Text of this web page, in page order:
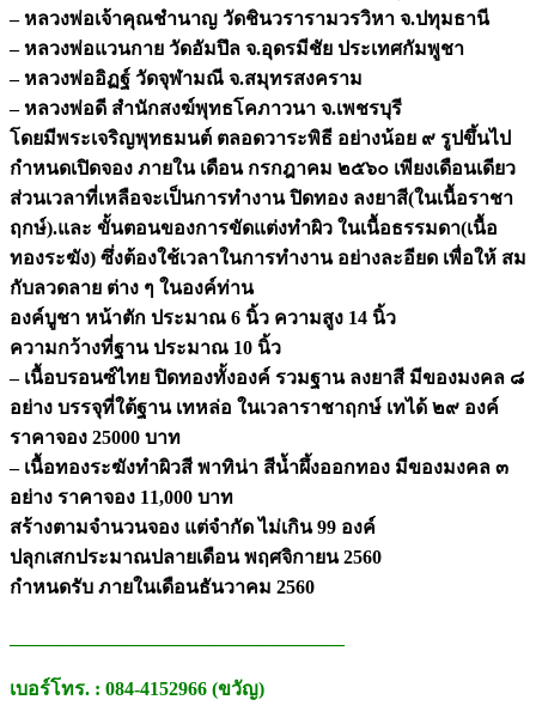
– หลวงพ่อเจ้าคุณชำนาญ วัดชินวรารามวรวิหา จ.ปทุมธานี
– หลวงพ่อแวนกาย วัดอัมปึล จ.อุดรมีชัย ประเทศกัมพูชา
– หลวงพ่ออิฏฐ์ วัดจุฬามณี จ.สมุทรสงคราม
– หลวงพ่อดี สำนักสงฆ์พุทธโคภาวนา จ.เพชรบุรี
โดยมีพระเจริญพุทธมนต์ ตลอดวาระพิธี อย่างน้อย ๙ รูปขึ้นไป
กำหนดเปิดจอง ภายใน เดือน กรกฎาคม ๒๕๖๐ เพียงเดือนเดียว
ส่วนเวลาที่เหลือจะเป็นการทำงาน ปิดทอง ลงยาสี(ในเนื้อราชา
ฤกษ์).และ ขั้นตอนของการขัดแต่งทำผิว ในเนื้อธรรมดา(เนื้อ
ทองระฆัง) ซึ่งต้องใช้เวลาในการทำงาน อย่างละอียด เพื่อให้ สม
กับลวดลาย ต่าง ๆ ในองค์ท่าน
องค์บูชา หน้าตัก ประมาณ 6 นิ้ว ความสูง 14 นิ้ว
ความกว้างที่ฐาน ประมาณ 10 นิ้ว
– เนื้อบรอนซ์ไทย ปิดทองทั้งองค์ รวมฐาน ลงยาสี มีของมงคล ๘
อย่าง บรรจุที่ใต้ฐาน เทหล่อ ในเวลาราชาฤกษ์ เทได้ ๒๙ องค์
ราคาจอง 25000 บาท
– เนื้อทองระฆังทำผิวสี พาทิน่า สีน้ำผึ้งออกทอง มีของมงคล ๓
อย่าง ราคาจอง 11,000 บาท
สร้างตามจำนวนจอง แต่จำกัด ไม่เกิน 99 องค์
ปลุกเสกประมาณปลายเดือน พฤศจิกายน 2560
กำหนดรับ ภายในเดือนธันวาคม 2560
เบอร์โทร. : 084-4152966 (ขวัญ)